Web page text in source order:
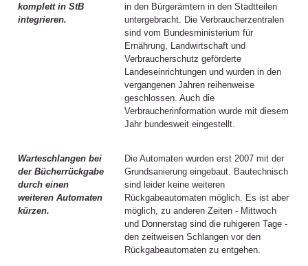
komplett in StB
integrieren.
in den Bürgerämtern in den Stadtteilen
untergebracht. Die Verbraucherzentralen
sind vom Bundesministerium für
Ernährung, Landwirtschaft und
Verbraucherschutz geförderte
Landeseinrichtungen und wurden in den
vergangenen Jahren reihenweise
geschlossen. Auch die
Verbraucherinformation wurde mit diesem
Jahr bundesweit eingestellt.
Warteschlangen bei
der Bücherrückgabe
durch einen
weiteren Automaten
kürzen.
Die Automaten wurden erst 2007 mit der
Grundsanierung eingebaut. Bautechnisch
sind leider keine weiteren
Rückgabeautomaten möglich. Es ist aber
möglich, zu anderen Zeiten - Mittwoch
und Donnerstag sind die ruhigeren Tage -
den zeitweisen Schlangen vor den
Rückgabeautomaten zu entgehen.